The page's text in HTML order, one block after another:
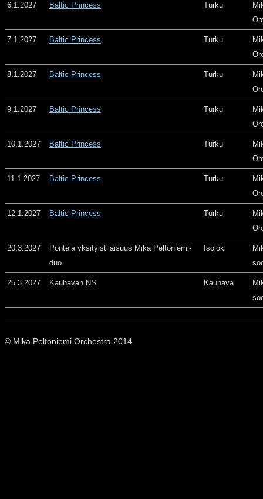
6.1.2027 Baltic Princess Turku
7.1.2027 Baltic Princess Turku
8.1.2027 Baltic Princess Turku
9.1.2027 Baltic Princess Turku
10.1.2027 Baltic Princess Turku
11.1.2027 Baltic Princess Turku
12.1.2027 Baltic Princess Turku
20.3.2027
Pontela yksityistilaisuus Mika Peltoniemi-
duo
Isojoki
25.3.2027 Kauhavan NS Kauhava
© Mika Peltoniemi Orchestra 2014